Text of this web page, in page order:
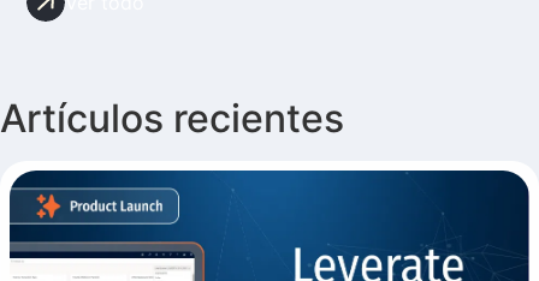
Artículos recientes